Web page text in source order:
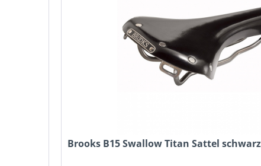
Brooks B15 Swallow Titan Sattel